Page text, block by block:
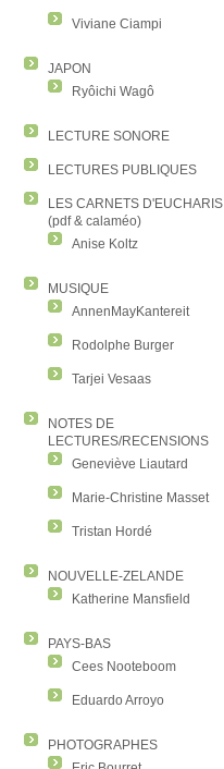
Viviane Ciampi
JAPON
Ryôichi Wagô
LECTURE SONORE
LECTURES PUBLIQUES
LES CARNETS D'EUCHARIS
(pdf & calaméo)
Anise Koltz
MUSIQUE
AnnenMayKantereit
Rodolphe Burger
Tarjei Vesaas
NOTES DE
LECTURES/RECENSIONS
Geneviève Liautard
Marie-Christine Masset
Tristan Hordé
NOUVELLE-ZELANDE
Katherine Mansfield
PAYS-BAS
Cees Nooteboom
Eduardo Arroyo
PHOTOGRAPHES